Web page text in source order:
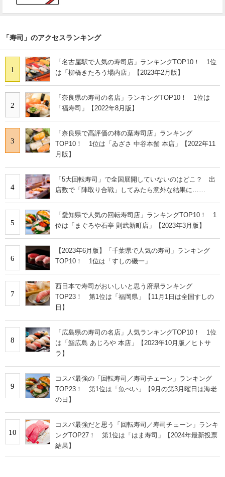
「寿司」のアクセスランキング
1
「名古屋駅で人気の寿司店」ランキングTOP10！ 1位
は「柳橋きたろう場内店」【2023年2月版】
2
「奈良県の寿司の名店」ランキングTOP10！ 1位は
「福寿司」【2022年8月版】
3
「奈良県で高評価の柿の葉寿司店」ランキング
TOP10！ 1位は「ゐざさ 中谷本舗 本店」【2022年11
月版】
4
「5大回転寿司」で全国展開していないのはどこ？ 出
店数で「陣取り合戦」してみたら意外な結果に……
5
「愛知県で人気の回転寿司店」ランキングTOP10！ 1
位は「まぐろや石亭 則武新町店」【2023年3月版】
6
【2023年6月版】「千葉県で人気の寿司」ランキング
TOP10！ 1位は「すしの磯一」
7
西日本で寿司がおいしいと思う府県ランキング
TOP23！ 第1位は「福岡県」【11月1日は全国すしの
日】
8
「広島県の寿司の名店」人気ランキングTOP10！ 1位
は「鮨広島 あじろや 本店」【2023年10月版／ヒトサ
ラ】
9
コスパ最強の「回転寿司／寿司チェーン」ランキング
TOP23！ 第1位は「魚べい」【9月の第3月曜日は海老
の日】
10
コスパ最強だと思う「回転寿司／寿司チェーン」ランキ
ングTOP27！ 第1位は「はま寿司」【2024年最新投票
結果】